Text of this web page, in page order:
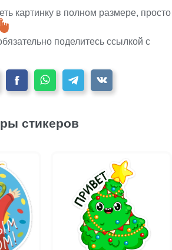
картинку в полном размере, просто
поделитесь ссылкой с
стикеров